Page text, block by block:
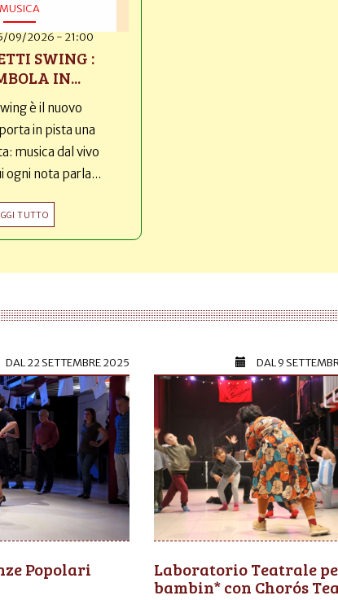
MUSICA
09/2026 - 21:00
SWING :
IN...
è il nuovo
in pista una
musica dal vivo
ogni nota parla...
TUTTO
DAL22 SETTEMBRE 2025
Popolari
DAL9
Laboratorio Teatrale
bambin* con Chorós